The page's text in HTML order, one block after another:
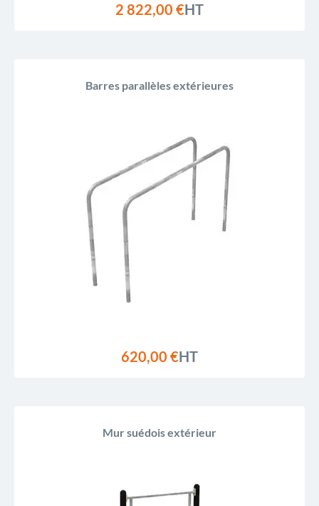
2 822,00 €HT
Barres parallèles extérieures
620,00 €HT
Mur suédois extérieur